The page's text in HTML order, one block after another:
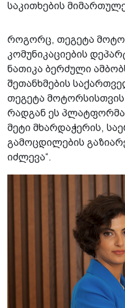
საკითხების
როგორც, თეგეტა
კომუნიკაციების
ნათიკა ბერძული
შეთანხმების
თეგეტა მოტორსისთვის
რადგან ეს პლატფორმა
მეტი მხარდაჭერის,
გამოცდილების
იძლევა“.